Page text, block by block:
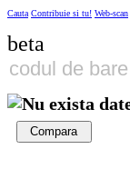
Cauta Contribuie si tu! Web-scan
beta
Compara